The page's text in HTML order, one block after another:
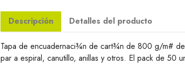
Descripción Detalles del producto
Tapa de encuadernaci¾n de cart¾n de 800 g/m#
par a espiral, canutillo, anillas y otros. El pack de 50